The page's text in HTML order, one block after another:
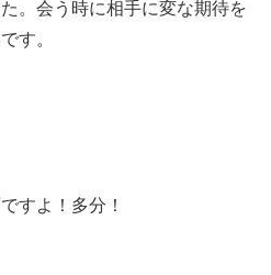
。会う時に相手に変な期待を
す。
すよ！多分！